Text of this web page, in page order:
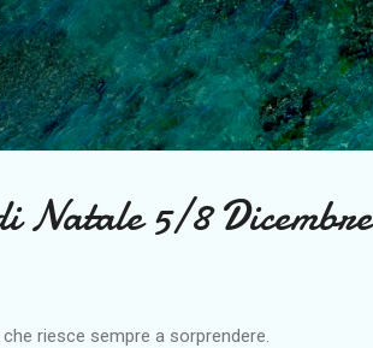
ai contenuti principali
5/8 Dicembre
riesce sempre a sorprendere.